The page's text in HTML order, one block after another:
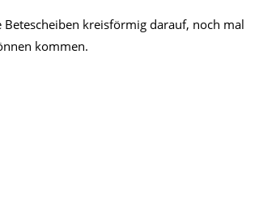
kreisförmig darauf, noch mal
kommen.